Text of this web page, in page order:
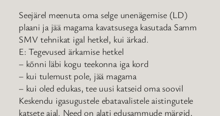
Seejärel meenuta oma selge unenägemise (LD)
plaani ja jää magama kavatsusega kasutada Samm
SMV tehnikat igal hetkel, kui ärkad.
E: Tegevused ärkamise hetkel
– kõnni läbi kogu teekonna iga kord
– kui tulemust pole, jää magama
– kui oled edukas, tee uusi katseid oma soovil
Keskendu igasugustele ebatavalistele aistingutele
katsete ajal. Need on alati edusammude märgid,